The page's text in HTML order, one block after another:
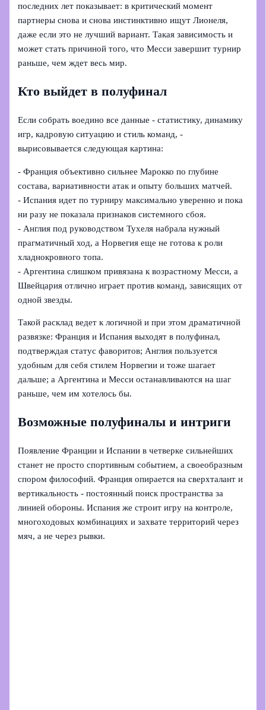
последних лет показывает: в критический момент
партнеры снова и снова инстинктивно ищут Лионеля,
даже если это не лучший вариант. Такая зависимость и
может стать причиной того, что Месси завершит турнир
раньше, чем ждет весь мир.
Кто выйдет в полуфинал
Если собрать воедино все данные - статистику, динамику
игр, кадровую ситуацию и стиль команд, -
вырисовывается следующая картина:
- Франция объективно сильнее Марокко по глубине
состава, вариативности атак и опыту больших матчей.
- Испания идет по турниру максимально уверенно и пока
ни разу не показала признаков системного сбоя.
- Англия под руководством Тухеля набрала нужный
прагматичный ход, а Норвегия еще не готова к роли
хладнокровного топа.
- Аргентина слишком привязана к возрастному Месси, а
Швейцария отлично играет против команд, зависящих от
одной звезды.
Такой расклад ведет к логичной и при этом драматичной
развязке: Франция и Испания выходят в полуфинал,
подтверждая статус фаворитов; Англия пользуется
удобным для себя стилем Норвегии и тоже шагает
дальше; а Аргентина и Месси останавливаются на шаг
раньше, чем им хотелось бы.
Возможные полуфиналы и интриги
Появление Франции и Испании в четверке сильнейших
станет не просто спортивным событием, а своеобразным
спором философий. Франция опирается на сверхталант и
вертикальность - постоянный поиск пространства за
линией обороны. Испания же строит игру на контроле,
многоходовых комбинациях и захвате территорий через
мяч, а не через рывки.